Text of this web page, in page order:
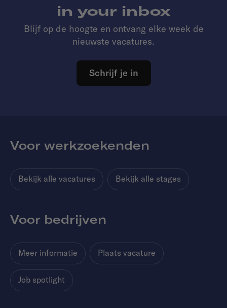
in your inbox
Blijf op de hoogte en ontvang elke week de
nieuwste vacatures.
Schrijf je in
Voor werkzoekenden
Bekijk alle vacatures Bekijk alle stages
Voor bedrijven
Meer informatie Plaats vacature
Job spotlight